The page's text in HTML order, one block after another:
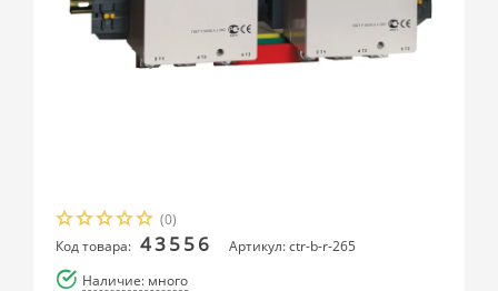
(0)
Код товара: 43556
Артикул: ctr-b-r-265
Наличие: много